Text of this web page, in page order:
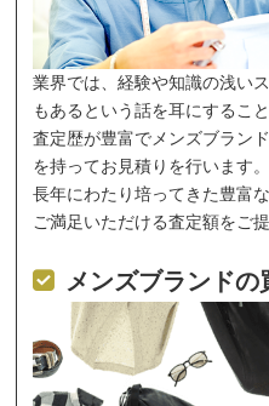
業界では、経験や知識の浅い
もあるという話を耳にするこ
査定歴が豊富でメンズブラン
を持ってお見積りを行います。
長年にわたり培ってきた豊富
ご満足いただける査定額をご
メンズブランドの